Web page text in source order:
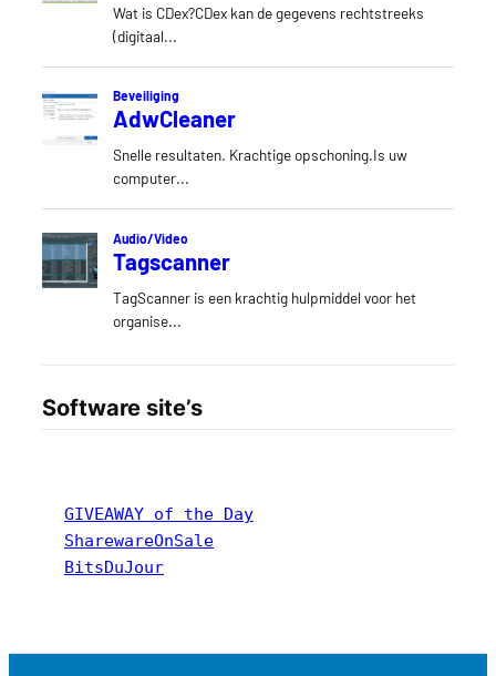
Software site’s
GIVEAWAY of the Day
SharewareOnSale
BitsDuJour